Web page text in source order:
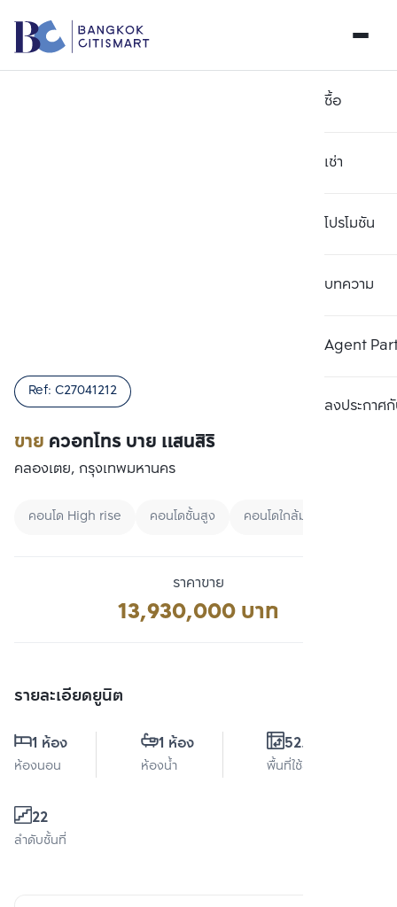
ซื้อ
เช่า
โปรโมชัน
บทความ
Agent
ลงประกาศกั
ขาย ควอทโทร บาย แสนสิริ
Ref: C27041212
คลองเตย, กรุงเทพมหานคร
คอนโด High rise คอนโดชั้นสูง คอนโดใกล้มหาลัย
ราคาขาย
13,930,000 บาท
รายละเอียดยูนิต
1 ห้อง
ห้องนอน
1 ห้อง
ห้องน้ำ
52.5 ตร.ม.
พื้นที่ใช้สอย
22
ลำดับชั้นที่